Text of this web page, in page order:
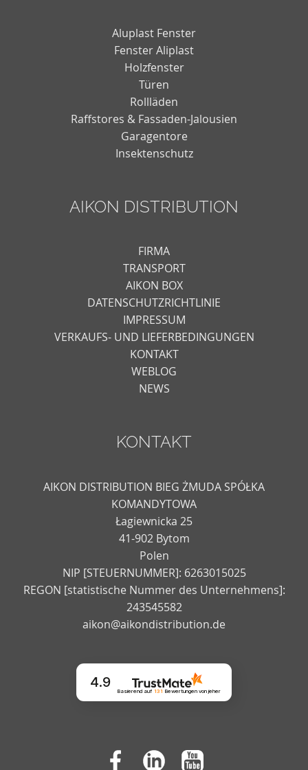
Aluplast Fenster
Fenster Aliplast
Holzfenster
Türen
Rollläden
Raffstores & Fassaden-Jalousien
Garagentore
Insektenschutz
AIKON DISTRIBUTION
FIRMA
TRANSPORT
AIKON BOX
DATENSCHUTZRICHTLINIE
IMPRESSUM
VERKAUFS- UND LIEFERBEDINGUNGEN
KONTAKT
WEBLOG
NEWS
KONTAKT
AIKON DISTRIBUTION BIEG ŻMUDA SPÓŁKA
KOMANDYTOWA
Łagiewnicka 25
41-902 Bytom
Polen
NIP [STEUERNUMMER]: 6263015025
REGON [statistische Nummer des Unternehmens]:
243545582
aikon@aikondistribution.de
4.9
Basierend auf 131 Bewertungenvon jeher